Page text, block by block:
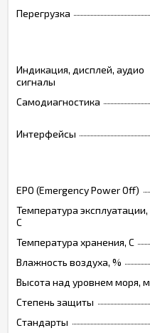
Перегрузка
Индикация, дисплей, аудио
сигналы
Самодиагностика
Интерфейсы
EPO (Emergency Power Off)
Температура эксплуатации,
C
Температура хранения, C
Влажность воздуха, %
Высота над уровнем моря, м
Степень защиты
Стандарты